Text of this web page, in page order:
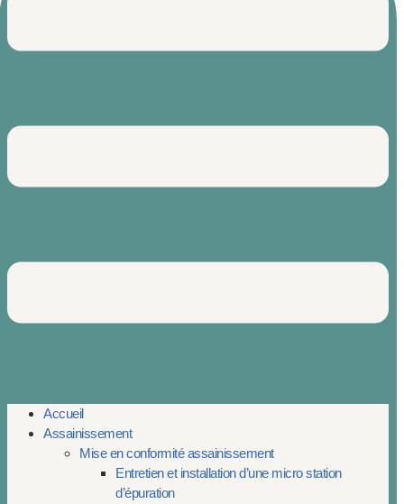
Accueil
Assainissement
Mise en conformité assainissement
Entretien et installation d’une micro station
d’épuration